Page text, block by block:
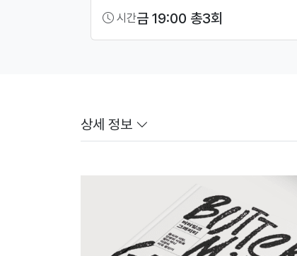
시간금 19:00 총3회
상세 정보